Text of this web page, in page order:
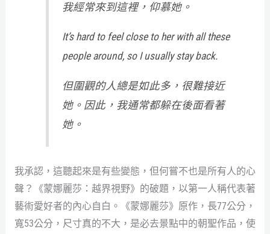
我經常來到這裡，仰慕她。
It’s hard to feel close to her with all these
people around, so I usually stay back.
但圍觀的人總是如此多，很難接近
她。因此，我通常都躲在後面看著
她。
我承認，這聽起來是有些變態，但何嘗不也是所有人的心
聲？《蒙娜麗莎：越界視野》的破題，以第一人稱代表著
藝術愛好者的內心自白。《蒙娜麗莎》原作，長77公分，
寬53公分，尺寸真的不大，是必去景點中的朝聖作品，使